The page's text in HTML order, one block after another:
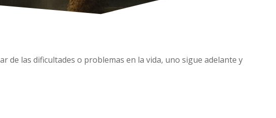
de las dificultades o problemas en la vida, uno sigue adelante y